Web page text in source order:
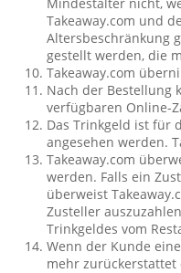
Takeaway.com und
Altersbeschränkung
gestellt werden, die
Takeaway.com
Nach der Bestellung
verfügbaren Online-
Das Trinkgeld ist für
angesehen werden.
Takeaway.com
werden. Falls ein
überweist
Zusteller
Trinkgeldes vom
Wenn der Kunde
mehr zurückerstattet